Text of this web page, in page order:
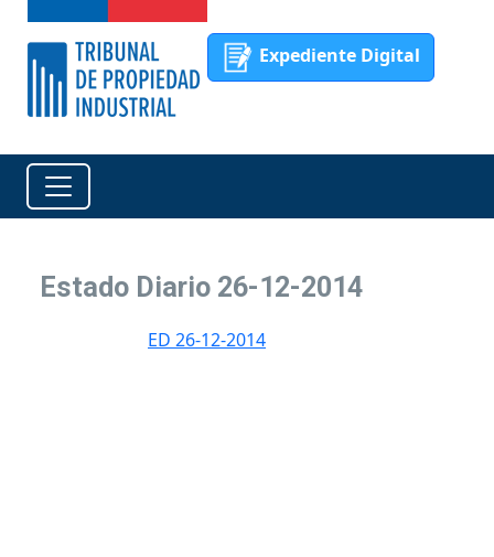
Expediente Digital
Estado Diario 26-12-2014
ED 26-12-2014